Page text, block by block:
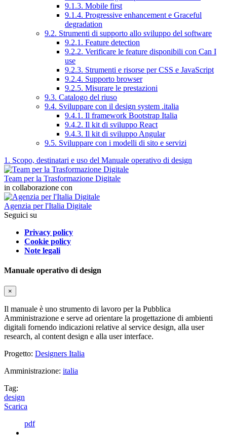
9.1.3. Mobile first
9.1.4. Progressive enhancement e Graceful
degradation
9.2. Strumenti di supporto allo sviluppo del software
9.2.1. Feature detection
9.2.2. Verificare le feature disponibili con Can I
use
9.2.3. Strumenti e risorse per CSS e JavaScript
9.2.4. Supporto browser
9.2.5. Misurare le prestazioni
9.3. Catalogo del riuso
9.4. Sviluppare con il design system .italia
9.4.1. Il framework Bootstrap Italia
9.4.2. Il kit di sviluppo React
9.4.3. Il kit di sviluppo Angular
9.5. Sviluppare con i modelli di sito e servizi
1. Scopo, destinatari e uso del Manuale operativo di design
Team per la Trasformazione Digitale
in collaborazione con
Agenzia per l'Italia Digitale
Seguici su
Privacy policy
Cookie policy
Note legali
Manuale operativo di design
×
Il manuale è uno strumento di lavoro per la Pubblica
Amministrazione e serve ad orientare la progettazione di ambienti
digitali fornendo indicazioni relative al service design, alla user
research, al content design e alla user interface.
Progetto: Designers Italia
Amministrazione: italia
Tag:
design
Scarica
pdf